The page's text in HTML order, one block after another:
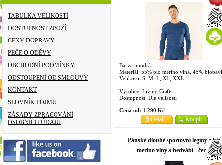
TABULKA VELIKOSTÍ
DOSTUPNOST ZBOŽÍ
CENY DOPRAVY
PÉČE O ODĚVY
OBCHODNÍ PODMÍNKY
ODSTOUPENÍ OD SMLOUVY
KONTAKT
SLOVNÍK POJMŮ
ZÁSADY ZPRACOVÁNÍ
OSOBNÍCH ÚDAJŮ
Barva: modrá
Materiál: 55% bio merino vlna, 45%
Velikosti: S, M, L, XL, XXL
Výrobce: Living Crafts
Dostupnost: Dle velikosti
Cena od: 1 290 Kč
Koupit
Detail
Pánské dlouhé sportovní legíny z bio
merino vlny a hedvábí - černá